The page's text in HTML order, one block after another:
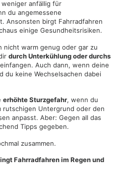
anfällig für
du angemessene
Ansonsten birgt Fahrradfahren
einige Gesundheitsrisiken.
nicht warm genug oder gar zu
durch Unterkühlung oder durchs
einfangen. Auch dann, wenn deine
du keine Wechselsachen dabei
erhöhte Sturzgefahr, wenn du
rutschigen Untergrund oder den
anpasst. Aber: Gegen all das
Tipps gegeben.
zusammen.
Fahrradfahren im Regen und